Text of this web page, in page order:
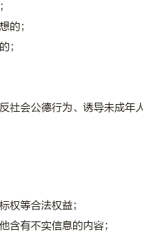
的；
；
社会公德行为、诱导未成年
权等合法权益；
含有不实信息的内容；